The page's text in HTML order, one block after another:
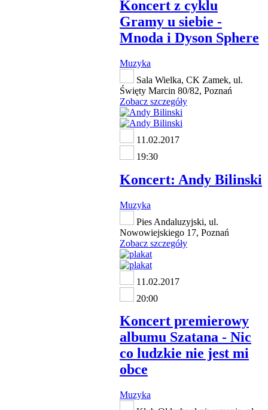
Koncert z cyklu
Gramy u siebie -
Mnoda i Dyson Sphere
Muzyka
Sala Wielka, CK Zamek, ul.
Święty Marcin 80/82, Poznań
Zobacz szczegóły
11.02.2017
19:30
Koncert: Andy Bilinski
Muzyka
Pies Andaluzyjski, ul.
Nowowiejskiego 17, Poznań
Zobacz szczegóły
11.02.2017
20:00
Koncert premierowy
albumu Szatana - Nic
co ludzkie nie jest mi
obce
Muzyka